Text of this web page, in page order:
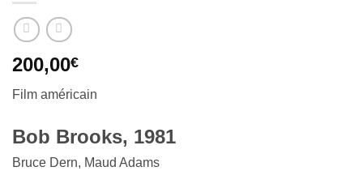
200,00€
Film américain
Bob Brooks, 1981
Bruce Dern, Maud Adams